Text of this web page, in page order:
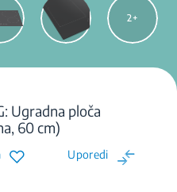
2
Ugradna ploča
60 cm)
Uporedi